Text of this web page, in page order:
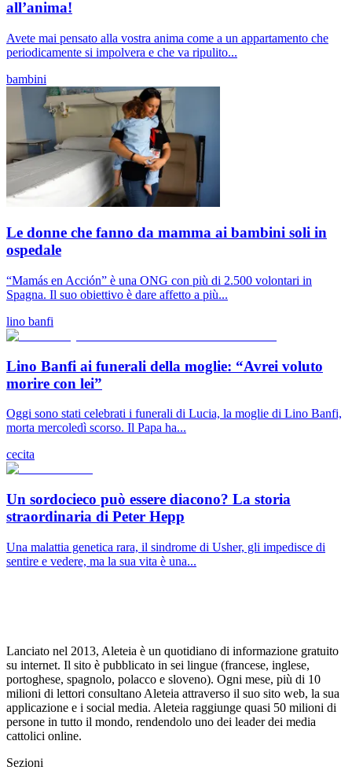
all’anima!
Avete mai pensato alla vostra anima come a un appartamento che
periodicamente si impolvera e che va ripulito...
bambini
Le donne che fanno da mamma ai bambini soli in
ospedale
“Mamás en Acción” è una ONG con più di 2.500 volontari in
Spagna. Il suo obiettivo è dare affetto a più...
lino banfi
Lino Banfi ai funerali della moglie: “Avrei voluto
morire con lei”
Oggi sono stati celebrati i funerali di Lucia, la moglie di Lino Banfi,
morta mercoledì scorso. Il Papa ha...
cecita
Un sordocieco può essere diacono? La storia
straordinaria di Peter Hepp
Una malattia genetica rara, il sindrome di Usher, gli impedisce di
sentire e vedere, ma la sua vita è una...
Lanciato nel 2013, Aleteia è un quotidiano di informazione gratuito
su internet. Il sito è pubblicato in sei lingue (francese, inglese,
portoghese, spagnolo, polacco e sloveno). Ogni mese, più di 10
milioni di lettori consultano Aleteia attraverso il suo sito web, la sua
applicazione e i social media. Aleteia raggiunge quasi 50 milioni di
persone in tutto il mondo, rendendolo uno dei leader dei media
cattolici online.
Sezioni